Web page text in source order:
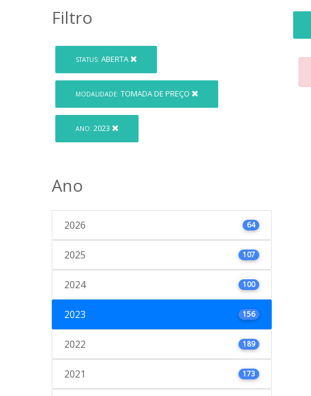
Filtro
STATUS: ABERTA
MODALIDADE: TOMADA DE PREÇO
ANO: 2023
Ano
2026 64
2025 107
2024 100
2023 156
2022 189
2021 173